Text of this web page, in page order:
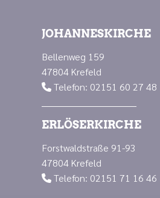
JOHANNESKIRCHE
Bellenweg 159
47804 Krefeld
 Telefon: 02151 60 27 48
ERLÖSERKIRCHE
Forstwaldstraße 91-93
47804 Krefeld
 Telefon: 02151 71 16 46